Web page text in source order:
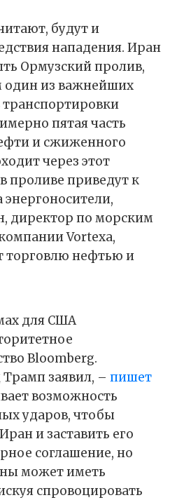
будут и
нападения. Иран
Ормузский пролив,
из важнейших
пятая часть
и сжиженного
через этот
проливе приведут к
энергоносители,
директор по морским
Vortexa,
торговлю нефтью и
для США
Bloomberg.
заявил, – пишет
возможность
ударов, чтобы
и заставить его
соглашение, но
может иметь
спровоцировать